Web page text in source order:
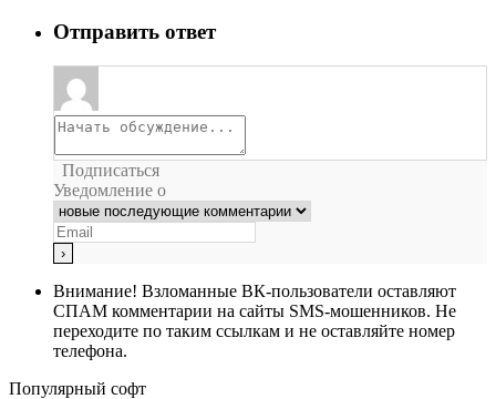
Отправить ответ
Подписаться
Уведомление о
Внимание! Взломанные ВК-пользователи оставляют
СПАМ комментарии на сайты SMS-мошенников. Не
переходите по таким ссылкам и не оставляйте номер
телефона.
Популярный софт